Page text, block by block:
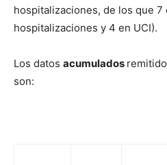
hospitalizaciones, de los que 7
hospitalizaciones y 4 en UCI).
Los datos acumulados
son: